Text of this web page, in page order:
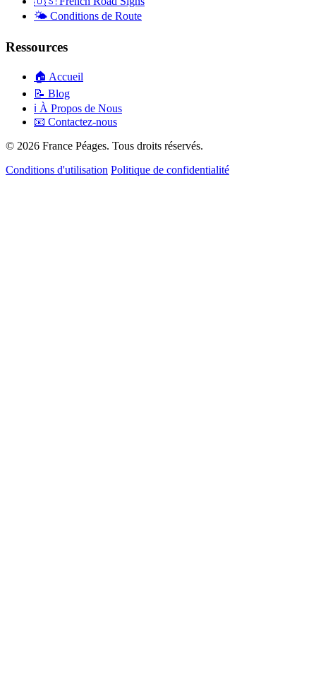
🌤️ Conditions de Route
Ressources
🏠 Accueil
📝 Blog
ℹ️ À Propos de Nous
📧 Contactez-nous
© 2026 France Péages. Tous droits réservés.
Conditions d'utilisation Politique de confidentialité